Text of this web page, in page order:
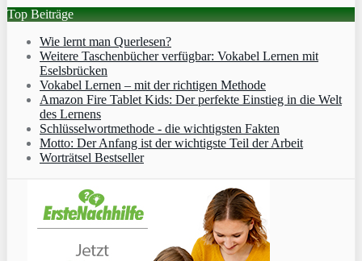
Top Beiträge
Wie lernt man Querlesen?
Weitere Taschenbücher verfügbar: Vokabel Lernen mit
Eselsbrücken
Vokabel Lernen – mit der richtigen Methode
Amazon Fire Tablet Kids: Der perfekte Einstieg in die Welt
des Lernens
Schlüsselwortmethode - die wichtigsten Fakten
Motto: Der Anfang ist der wichtigste Teil der Arbeit
Worträtsel Bestseller